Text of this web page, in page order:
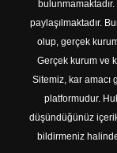
paylaşılmaktadır.
olup, gerçek
Gerçek kurum ve
Sitemiz, kar amacı
platformudur.
düşündüğünüz
bildirmeniz